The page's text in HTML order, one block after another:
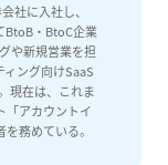
社に入社し、
BtoB・BtoC企業
や新規営業を担
ング向けSaaS
現在は、これま
「アカウントイ
務めている。